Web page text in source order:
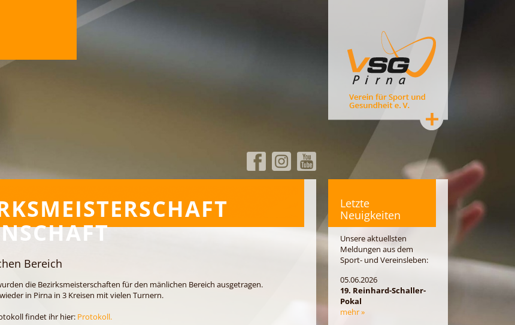
Bereich
die Bezirksmeisterschaften für den mänlichen Bereich ausgetragen.
in Pirna in 3 Kreisen mit vielen Turnern.
findet ihr hier: Protokoll.
Letzte
Neuigkeiten
Unsere aktuellsten
Meldungen aus dem
Sport- und Vereinsleben:
05.06.2026
19. Reinhard-Schaller-
Pokal
mehr »